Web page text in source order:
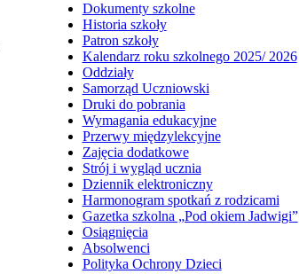
Dokumenty szkolne
Historia szkoły
Patron szkoły
Kalendarz roku szkolnego 2025/ 2026
Oddziały
Samorząd Uczniowski
Druki do pobrania
Wymagania edukacyjne
Przerwy międzylekcyjne
Zajęcia dodatkowe
Strój i wygląd ucznia
Dziennik elektroniczny
Harmonogram spotkań z rodzicami
Gazetka szkolna „Pod okiem Jadwigi”
Osiągnięcia
Absolwenci
Polityka Ochrony Dzieci